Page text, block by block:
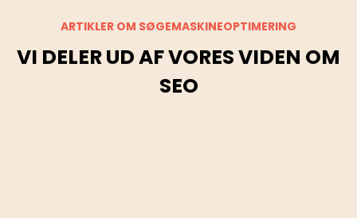
ARTIKLER OM SØGEMASKINEOPTIMERING
VI DELER UD AF VORES VIDEN OM
SEO